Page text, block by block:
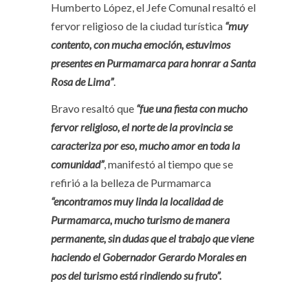
Humberto López, el Jefe Comunal resaltó el
fervor religioso de la ciudad turística “muy
contento, con mucha emoción, estuvimos
presentes en Purmamarca para honrar a Santa
Rosa de Lima”.
Bravo resaltó que “fue una fiesta con mucho
fervor religioso, el norte de la provincia se
caracteriza por eso, mucho amor en toda la
comunidad”, manifestó al tiempo que se
refirió a la belleza de Purmamarca
“encontramos muy linda la localidad de
Purmamarca, mucho turismo de manera
permanente, sin dudas que el trabajo que viene
haciendo el Gobernador Gerardo Morales en
pos del turismo está rindiendo su fruto”.